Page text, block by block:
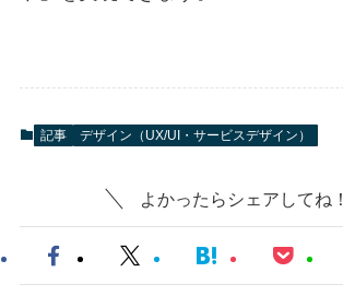
記事 デザイン（UX/UI・サービスデザイン）
よかったらシェアしてね！